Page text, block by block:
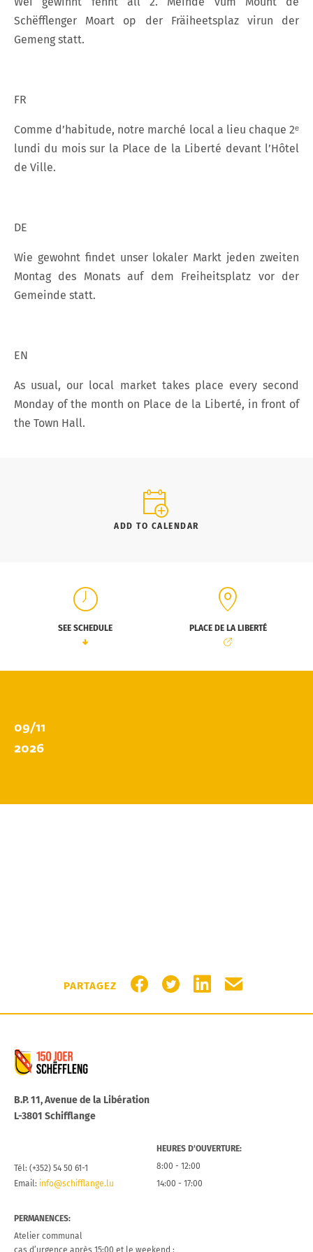
Schëfflenger Moart op der Fräiheetsplaz virun der
Gemeng statt.
FR
Comme d’habitude, notre marché local a lieu chaque 2ᵉ
lundi du mois sur la Place de la Liberté devant l’Hôtel
de Ville.
DE
Wie gewohnt findet unser lokaler Markt jeden zweiten
Montag des Monats auf dem Freiheitsplatz vor der
Gemeinde statt.
EN
As usual, our local market takes place every second
Monday of the month on Place de la Liberté, in front of
the Town Hall.
ADD TO CALENDAR
SEE SCHEDULE PLACE DE LA LIBERTÉ
09/11
2026
PARTAGEZ
PARTAGER SUR FACEBOOK
PARTAGER SUR TWITTER
PARTAGER SUR
PARTAGER
B.P. 11, Avenue de la Libération
L-3801 Schifflange
Tél: (+352) 54 50 61-1
Email: info@schifflange.lu
HEURES D’OUVERTURE:
8:00 - 12:00
14:00 - 17:00
PERMANENCES:
Atelier communal